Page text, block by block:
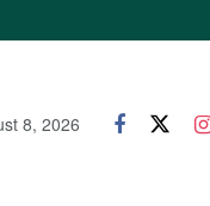
8, 2026